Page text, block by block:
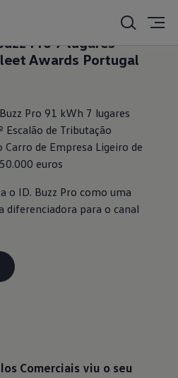
Pro 7 lugares
Awards Portugal
Pro 91 kWh 7 lugares
Escalão de Tributação
de Empresa Ligeiro de
euros
o ID. Buzz Pro como uma
diferenciadora para o canal
Comerciais viu o seu